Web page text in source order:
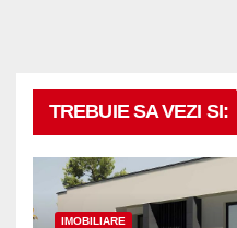
TREBUIE SA VEZI SI:
IMOBILIARE